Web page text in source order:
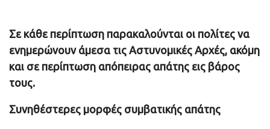
Σε κάθε περίπτωση παρακαλούνται οι πολίτες να
ενημερώνουν άμεσα τις Αστυνομικές Αρχές, ακόμη
και σε περίπτωση απόπειρας απάτης εις βάρος
τους.
Συνηθέστερες μορφές συμβατικής απάτης